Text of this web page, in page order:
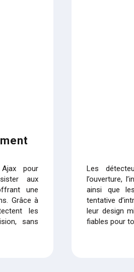
pour
aux
une
Grâce à
les
sans
Les
l’ouverture,
ainsi que
tentative
leur design
fiables pour